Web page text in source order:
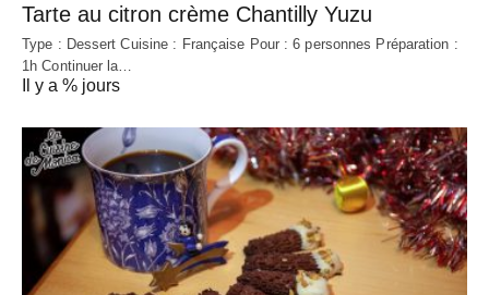
Tarte au citron crème Chantilly Yuzu
Type : Dessert Cuisine : Française Pour : 6 personnes Préparation :
1h Continuer la…
Il y a % jours